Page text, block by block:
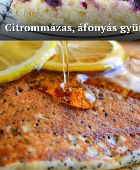
1 Shares
Citrommázas, áfonyás